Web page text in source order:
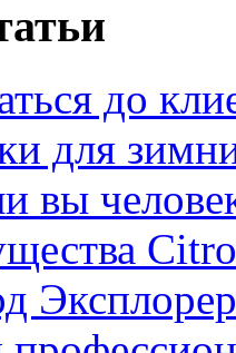
до
для
вы